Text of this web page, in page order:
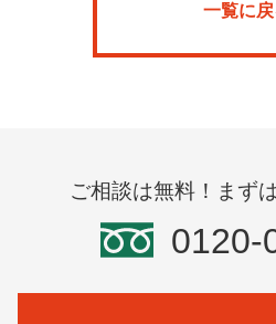
About
一覧に戻
ご相談は無料！まず
0120-